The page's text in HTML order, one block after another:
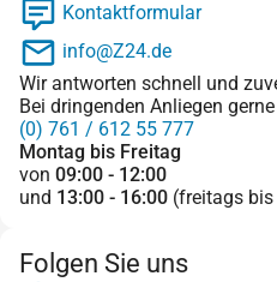
Kontaktformular
info@Z24.de
Wir antworten schnell und
Bei dringenden Anliegen
(0) 761 / 612 55 777
Montag bis Freitag
von 09:00 - 12:00
und 13:00 - 16:00 (freitags bis
Folgen Sie uns